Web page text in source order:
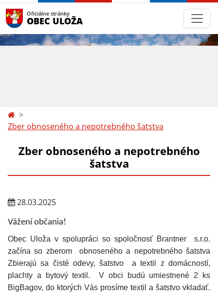
Oficiálne stránky
OBEC ULOŽA
Zber obnoseného a nepotrebného šatstva
Zber obnoseného a nepotrebného
šatstva
28.03.2025
Vážení občania!
Obec Uloža v spolupráci so spoločnosť Brantner s.r.o.
začína so zberom obnoseného a nepotrebného šatstva
Zbierajú sa čisté odevy, šatstvo a textil z domácností,
plachty a bytový textil. V obci budú umiestnené 2 ks
BigBagov, do ktorých Vás prosíme textil a šatstvo vkladať.